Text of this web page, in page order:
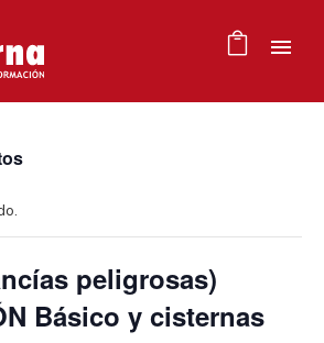
peligrosas)
Básico y cisternas